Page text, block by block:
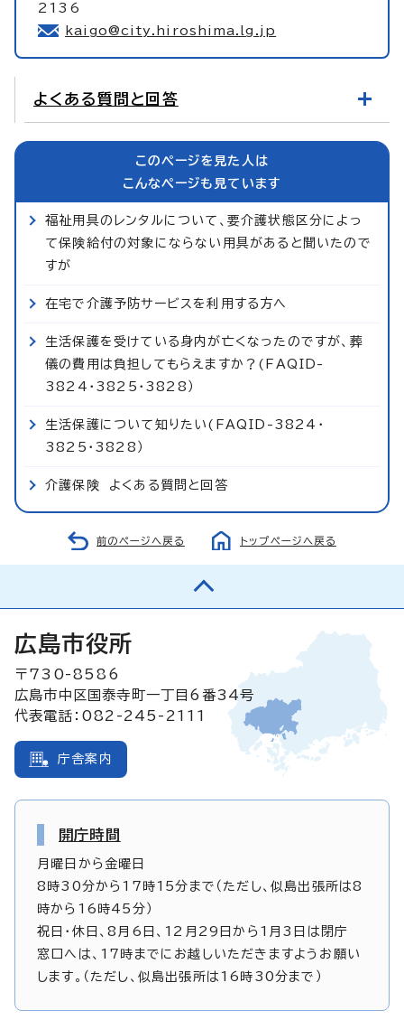
2136
kaigo@city.hiroshima.lg.jp
よくある質問と回答
このページを見た人は
こんなページも見ています
福祉用具のレンタルについて、要介護状態区分によっ
て保険給付の対象にならない用具があると聞いたので
すが
在宅で介護予防サービスを利用する方へ
生活保護を受けている身内が亡くなったのですが、葬
儀の費用は負担してもらえますか？(FAQID-
3824・3825・3828）
生活保護について知りたい(FAQID-3824・
3825・3828）
介護保険 よくある質問と回答
前のページへ戻る トップページへ戻る
広島市役所
〒730-8586
広島市中区国泰寺町一丁目6番34号
代表電話：082-245-2111
庁舎案内
開庁時間
月曜日から金曜日
8時30分から17時15分まで（ただし、似島出張所は8
時から16時45分）
祝日・休日、8月6日、12月29日から1月3日は閉庁
窓口へは、17時までにお越しいただきますようお願い
します。（ただし、似島出張所は16時30分まで）